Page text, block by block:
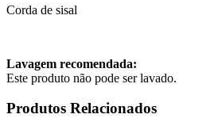
Corda de sisal
Lavagem recomendada:
Este produto não pode ser lavado.
Produtos Relacionados